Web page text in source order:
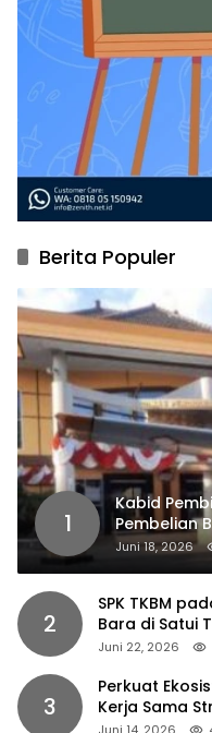
Berita Populer
1
Kabid
Pembelian
Dipaksakan
Juni 18, 2026
2
SPK TKBM
Bara di Satui
Juni 22, 2026
3
Perkuat
Kerja Sama